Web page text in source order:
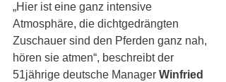
„Hier ist eine ganz intensive
Atmosphäre, die dichtgedrängten
Zuschauer sind den Pferden ganz nah,
hören sie atmen“, beschreibt der
51jährige deutsche Manager Winfried